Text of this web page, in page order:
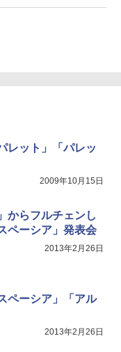
レット」「パレッ
2009年10月15日
からフルチェンし
ペーシア」発表会
2013年2月26日
ペーシア」「アル
2013年2月26日